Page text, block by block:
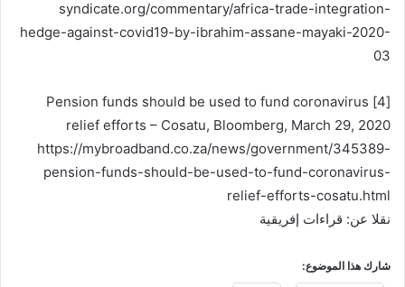
syndicate.org/commentary/africa-trade-integration-
hedge-against-covid19-by-ibrahim-assane-mayaki-2020-
03
[4] Pension funds should be used to fund coronavirus
relief efforts – Cosatu, Bloomberg, March 29, 2020
https://mybroadband.co.za/news/government/345389-
pension-funds-should-be-used-to-fund-coronavirus-
relief-efforts-cosatu.html
نقلا عن: قراءات إفريقية
شارك هذا الموضوع: